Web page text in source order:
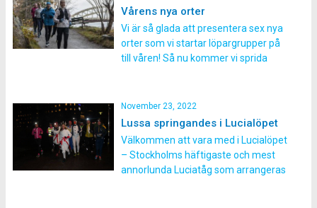
Salomon. Det vill du inte missa! Men
inte nog med det, under den första
[…]
Vårens nya orter
Vi är så glada att presentera sex nya
orter som vi startar löpargrupper på
till våren! Så nu kommer vi sprida
online. WOW, verkligen så roligt!
Följande orter utökar vi vårens
löpargrupper med: Vi är […]
November 23, 2022
Lussa springandes i Lucialöpet
Välkommen att vara med i Lucialöpet
– Stockholms häftigaste och mest
annorlunda Luciatåg som arrangeras